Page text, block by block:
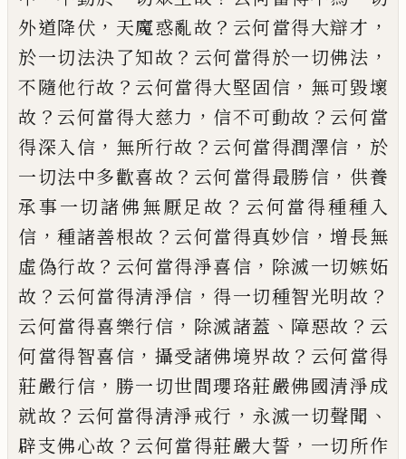
外道降伏 ， 天魔惑亂故 ？ 云何當得大辯才 ，
於一切法決了知故 ？ 云何當得於一切佛法 ，
不隨他行故 ？ 云何當得大堅固信 ， 無可毀壞
故 ？ 云何當得大慈力 ， 信不可動故 ？ 云何當
得深入信 ， 無所行故 ？ 云何當得潤澤信 ， 於
一切法中多歡喜故 ？ 云何當得最勝信 ， 供養
承事一切諸佛無厭足故 ？ 云何當得種種入
信 ，種諸善根故 ？ 云何當得真妙信 ，增長無
虛偽行故 ？ 云何當得淨喜信 ， 除滅一切嫉妬
故 ？ 云何當得清淨信 ， 得一切種智光明故 ？
云何當得喜樂行信 ， 除滅諸蓋 、 障惡故 ？ 云
何當得智喜信 ， 攝受諸佛境界故 ？ 云何當得
莊嚴行信 ， 勝一切世間瓔珞莊嚴佛國清淨成
就故 ？ 云何當得清淨戒行 ， 永滅一切聲聞 、
辟支佛心故 ？ 云何當得莊嚴大誓 ， 一切所作